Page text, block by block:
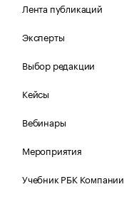
Лента публикаций
Эксперты
Выбор редакции
Кейсы
Вебинары
Мероприятия
Учебник РБК Компании